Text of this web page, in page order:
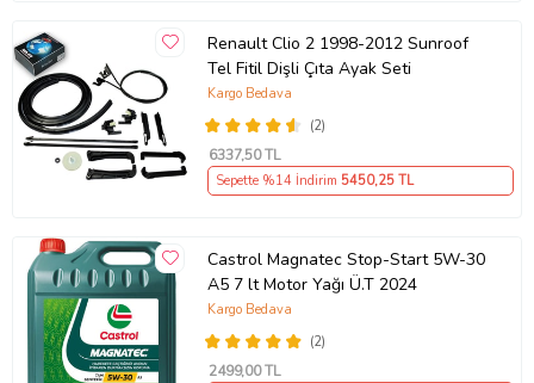
Renault Clio 2 1998-2012 Sunroof
Tel Fitil Dişli Çıta Ayak Seti
(2)
Kargo Bedava
6337,50 TL
Sepette %14 İndirim 5450,25 TL
Castrol Magnatec Stop-Start 5W-30
A5 7 lt Motor Yağı Ü.T 2024
(2)
Kargo Bedava
2499,00 TL